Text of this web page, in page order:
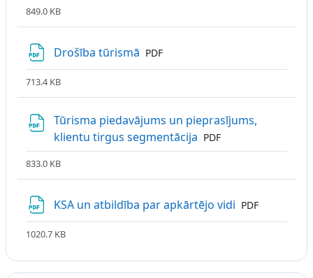
849.0 KB
Drošība tūrismā Fails
PDF
713.4 KB
Tūrisma piedavājums un pieprasījums,
klientu tirgus segmentācija Fails
PDF
833.0 KB
KSA un atbildība par apkārtējo vidi Fails
PDF
1020.7 KB